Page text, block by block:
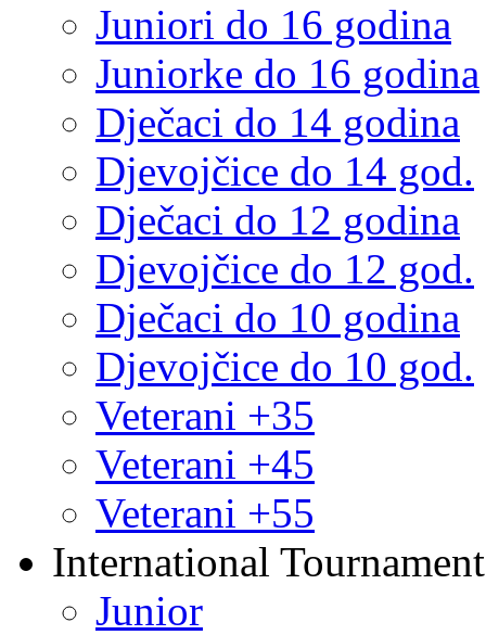
Juniori do 16 godina
Juniorke do 16 godina
Dječaci do 14 godina
Djevojčice do 14 god.
Dječaci do 12 godina
Djevojčice do 12 god.
Dječaci do 10 godina
Djevojčice do 10 god.
Veterani +35
Veterani +45
Veterani +55
International
Junior